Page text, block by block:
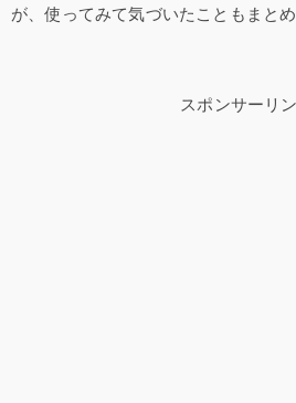
が、使ってみて気づいたこともまとめ
スポンサーリ